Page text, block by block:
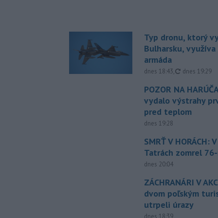
Typ dronu, ktorý
Bulharsku,
armáda
dnes 18:43, aktualizované
dnes 19:29
POZOR NA
vydalo výstrahy
pred teplom
dnes 19:28
SMRŤ V HORÁCH:
Tatrách zomrel
dnes 20:04
ZÁCHRANÁRI V
dvom poľským
utrpeli úrazy
dnes 18:39